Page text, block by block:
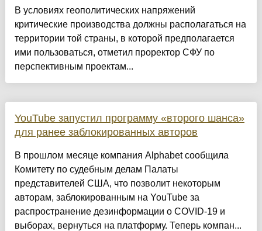
В условиях геополитических напряжений
критические производства должны располагаться на
территории той страны, в которой предполагается
ими пользоваться, отметил проректор СФУ по
перспективным проектам...
YouTube запустил программу «второго шанса»
для ранее заблокированных авторов
В прошлом месяце компания Alphabet сообщила
Комитету по судебным делам Палаты
представителей США, что позволит некоторым
авторам, заблокированным на YouTube за
распространение дезинформации о COVID-19 и
выборах, вернуться на платформу. Теперь компан...